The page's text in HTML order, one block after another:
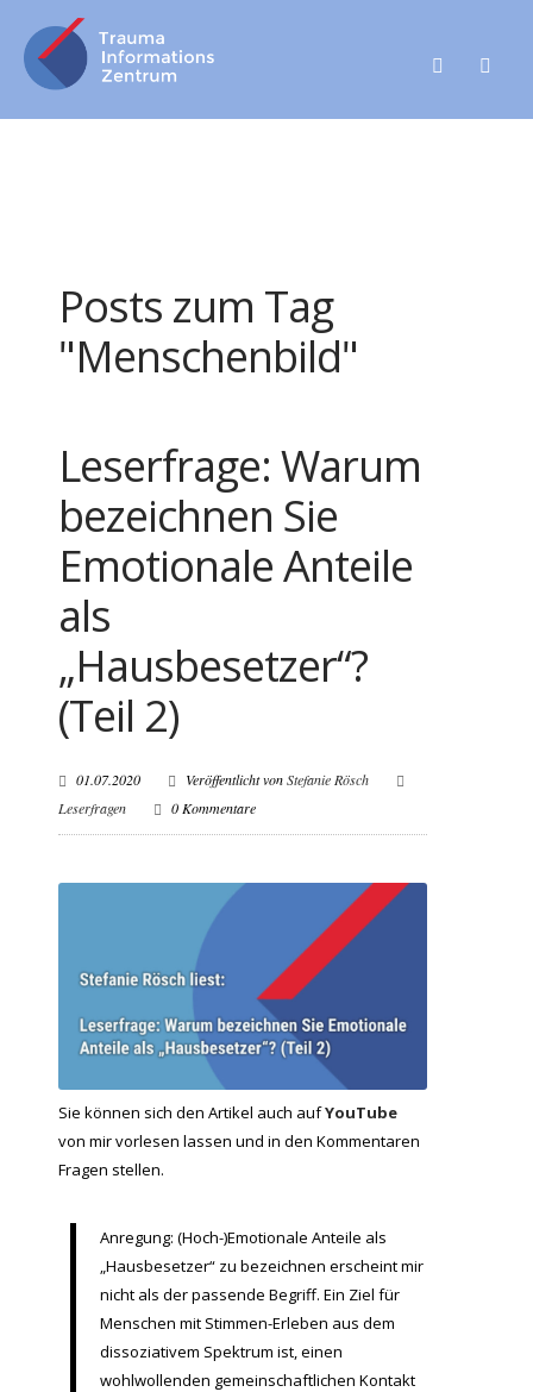
Posts zum Tag
"Menschenbild"
Leserfrage: Warum
bezeichnen Sie
Emotionale Anteile
als
„Hausbesetzer“?
(Teil 2)
01.07.2020 Veröffentlicht vonStefanie Rösch
Leserfragen
0 Kommentare
Sie können sich den Artikel auch aufYouTube
von mir vorlesen lassen und in den Kommentaren
Fragen stellen.
Anregung: (Hoch-)Emotionale Anteile als
„Hausbesetzer“ zu bezeichnen erscheint mir
nicht als der passende Begriff. Ein Ziel für
Menschen mit Stimmen-Erleben aus dem
dissoziativem Spektrum ist, einen
wohlwollenden gemeinschaftlichen Kontakt